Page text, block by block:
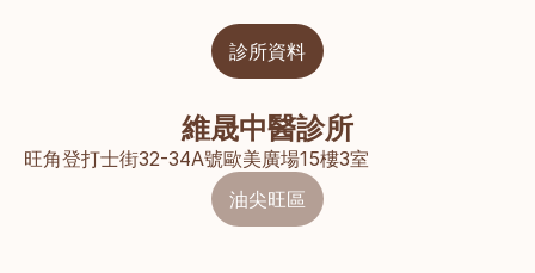
診所資料
維晟中醫診所
旺角登打士街32-34A號歐美廣場15樓3室
油尖旺區